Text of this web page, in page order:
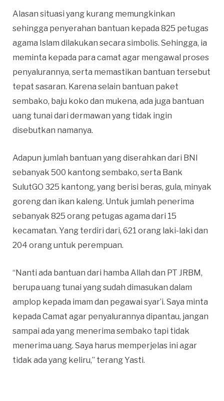
Alasan situasi yang kurang memungkinkan
sehingga penyerahan bantuan kepada 825 petugas
agama Islam dilakukan secara simbolis. Sehingga, ia
meminta kepada para camat agar mengawal proses
penyalurannya, serta memastikan bantuan tersebut
tepat sasaran. Karena selain bantuan paket
sembako, baju koko dan mukena, ada juga bantuan
uang tunai dari dermawan yang tidak ingin
disebutkan namanya.
Adapun jumlah bantuan yang diserahkan dari BNI
sebanyak 500 kantong sembako, serta Bank
SulutGO 325 kantong, yang berisi beras, gula, minyak
goreng dan ikan kaleng. Untuk jumlah penerima
sebanyak 825 orang petugas agama dari 15
kecamatan. Yang terdiri dari, 621 orang laki-laki dan
204 orang untuk perempuan.
“Nanti ada bantuan dari hamba Allah dan PT JRBM,
berupa uang tunai yang sudah dimasukan dalam
amplop kepada imam dan pegawai syar’i. Saya minta
kepada Camat agar penyalurannya dipantau, jangan
sampai ada yang menerima sembako tapi tidak
menerima uang. Saya harus memperjelas ini agar
tidak ada yang keliru,” terang Yasti.